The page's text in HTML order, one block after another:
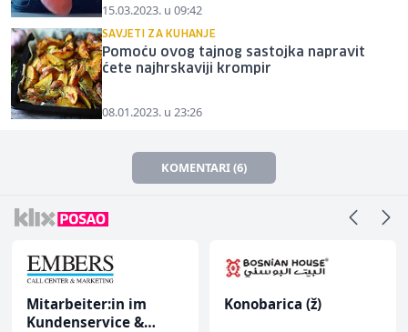
15.03.2023. u 09:42
SAVJETI ZA KUHANJE
Pomoću ovog tajnog sastojka napravit
ćete najhrskaviji krompir
08.01.2023. u 23:26
KOMENTARI (6)
Mitarbeiter:in im
Kundenservice &
Konobarica (ž)